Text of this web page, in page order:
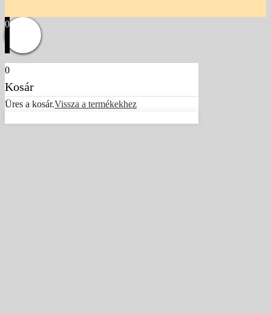
0
0
Kosár
Üres a kosár.Vissza a termékekhez